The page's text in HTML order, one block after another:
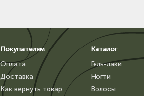
Покупателям
Оплата
Доставка
Как вернуть товар
Каталог
Гель-лаки
Ногти
Волосы